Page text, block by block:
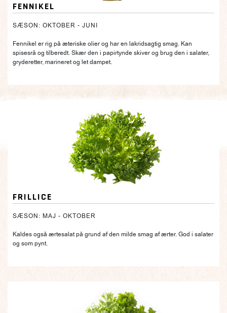
FENNIKEL
SÆSON: OKTOBER - JUNI
Fennikel er rig på æteriske olier og har en lakridsagtig smag. Kan
spisesrå og tilberedt. Skær den i papirtynde skiver og brug den i salater,
gryderetter, marineret og let dampet.
FRILLICE
SÆSON: MAJ - OKTOBER
Kaldes også ærtesalat på grund af den milde smag af ærter. God i salater
og som pynt.